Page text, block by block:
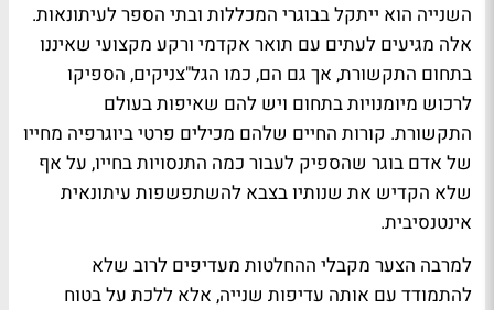
השנייה הוא ייתקל בבוגרי המכללות ובתי הספר לעיתונאות.
אלה מגיעים לעתים עם תואר אקדמי ורקע מקצועי שאיננו
בתחום התקשורת, אך גם הם, כמו הגל"צניקים, הספיקו
לרכוש מיומנויות בתחום ויש להם שאיפות בעולם
התקשורת. קורות החיים שלהם מכילים פרטי ביוגרפיה מחייו
של אדם בוגר שהספיק לעבור כמה התנסויות בחייו, על אף
שלא הקדיש את שנותיו בצבא להשתפשפות עיתונאית
אינטנסיבית.
למרבה הצער מקבלי ההחלטות מעדיפים לרוב שלא
להתמודד עם אותה עדיפות שנייה, אלא ללכת על בטוח